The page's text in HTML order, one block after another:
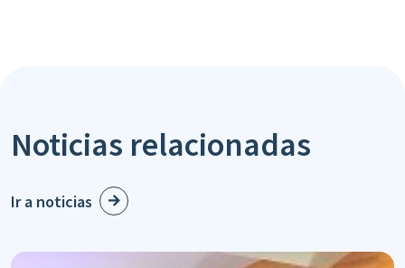
Noticias relacionadas
Ir a noticias